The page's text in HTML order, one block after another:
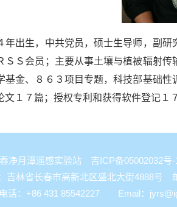
生，中共党员，硕士生导师，副研
Ｓ会员；主要从事土壤与植被辐射
基金、８６３项目专题，科技部基础
１７篇；授权专利和获得软件登记１
净月潭遥感实验站 吉ICP备05002032号-
吉林省长春市高新北区盛北大街4888号
电话：+86 431 85542227 Email：